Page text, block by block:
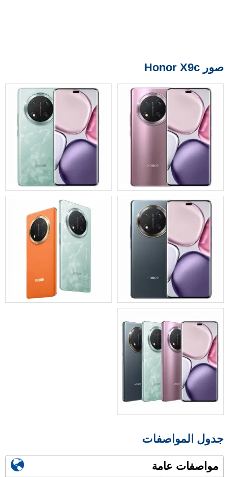
صور Honor X9c
جدول المواصفات
مواصفات عامة